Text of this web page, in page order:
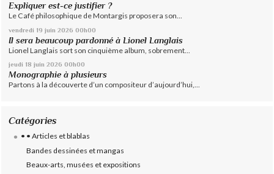
Expliquer est-ce justifier ?
Le Café philosophique de Montargis proposera son...
vendredi 19 juin 2026 00h00
Il sera beaucoup pardonné à Lionel Langlais
Lionel Langlais sort son cinquième album, sobrement...
jeudi 18 juin 2026 00h00
Monographie à plusieurs
Partons à la découverte d’un compositeur d’aujourd’hui,...
Catégories
• • Articles et blablas
Bandes dessinées et mangas
Beaux-arts, musées et expositions